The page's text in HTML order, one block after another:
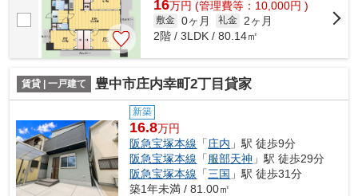
16万円 (管理費等：10,000円 )
敷金 0ヶ月 礼金
2ヶ月
2階 / 3LDK / 80.14㎡
賃貸 | 一戸建て 豊中市庄内幸町2丁目貸家
新築
16.8万円
阪急宝塚本線 「庄内 」駅 徒歩9分
阪急宝塚本線 「服部天神 」駅 徒歩29分
阪急宝塚本線 「三国 」駅 徒歩31分
築1年未満 / 81.00㎡